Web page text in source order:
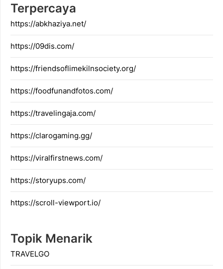
Terpercaya
https://abkhaziya.net/
https://09dis.com/
https://friendsoflimekilnsociety.org/
https://foodfunandfotos.com/
https://travelingaja.com/
https://clarogaming.gg/
https://viralfirstnews.com/
https://storyups.com/
https://scroll-viewport.io/
Topik Menarik
TRAVELGO